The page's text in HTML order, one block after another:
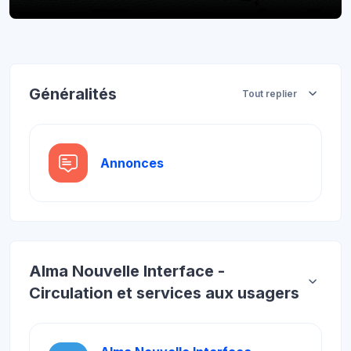
Généralités Tout replier
AnnoncesForum
Alma Nouvelle Interface -
Circulation et services aux usagers